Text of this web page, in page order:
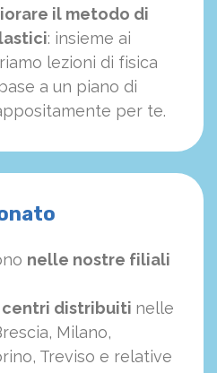
il metodo di
: insieme ai
lezioni di fisica
a un piano di
per te.
nelle nostre filiali
centri distribuiti nelle
Milano,
Treviso e relative